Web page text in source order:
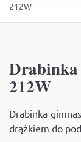
content
212W
Drabinka
212W
Drabinka
drążkiem do